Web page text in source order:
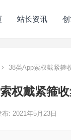
站长资讯
38类App索权戴紧箍
权戴紧箍
布: 2021年5月23日